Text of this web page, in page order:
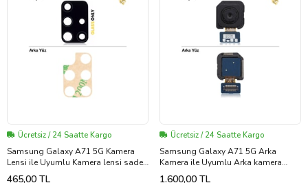
Ücretsiz / 24 Saatte Kargo
Samsung Galaxy A71 5G Kamera
Lensi ile Uyumlu Kamera lensi sade
lens kamera camı kamera merceği
465,00 TL
Ücretsiz / 24 Saatte Kargo
Samsung Galaxy A71 5G Arka
Kamera ile Uyumlu Arka kamera
büyük kamera ana kamera sensörü
1.600,00 TL